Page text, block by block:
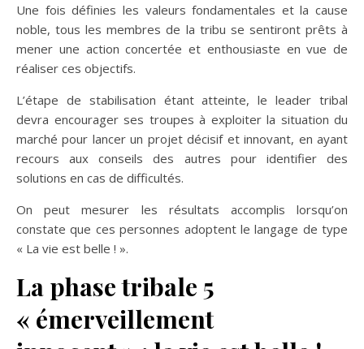
Une fois définies les valeurs fondamentales et la cause
noble, tous les membres de la tribu se sentiront prêts à
mener une action concertée et enthousiaste en vue de
réaliser ces objectifs.
L’étape de stabilisation étant atteinte, le leader tribal
devra encourager ses troupes à exploiter la situation du
marché pour lancer un projet décisif et innovant, en ayant
recours aux conseils des autres pour identifier des
solutions en cas de difficultés.
On peut mesurer les résultats accomplis lorsqu’on
constate que ces personnes adoptent le langage de type
« La vie est belle ! ».
La phase tribale 5
« émerveillement